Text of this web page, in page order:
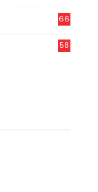
66
58